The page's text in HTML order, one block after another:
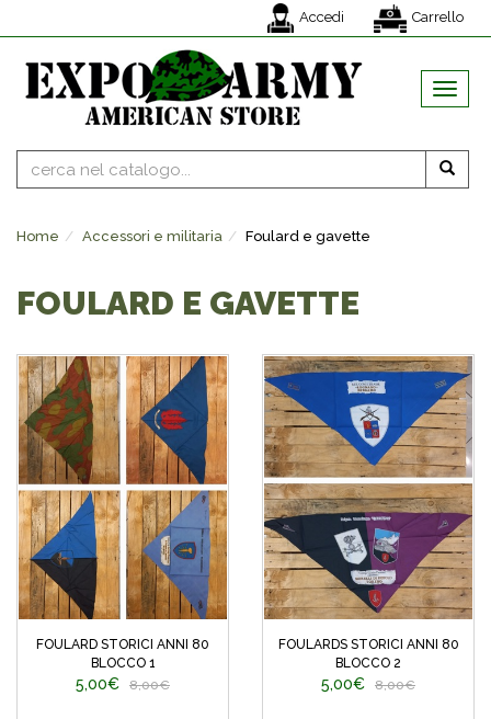
Accedi Carrello
MENU
Home Accessori e militaria Foulard e gavette
FOULARD E GAVETTE
FOULARD STORICI ANNI 80
BLOCCO 1
5,00€ 8,00€
FOULARDS STORICI ANNI 80
BLOCCO 2
5,00€ 8,00€